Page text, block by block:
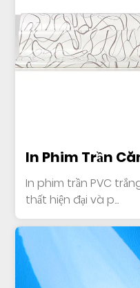
In Phim Trần
In phim trần PVC trắng là một vật liệu trang trí
thất hiện đại và p...